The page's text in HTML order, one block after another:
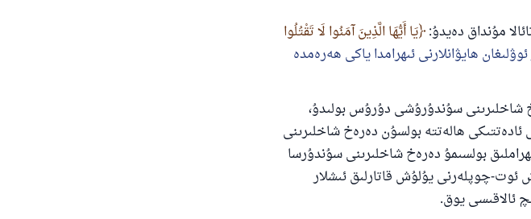
يَا أَيُّهَا الَّذِينَ آمَنُوا لَا تَقْتُلُوا
ھايۋانلارنى ئىھرامدا ياكى ھەرەمدە
شاخلىرىنى سۇندۇرۇشى دۇرۇس بولىدۇ،
ئادەتتىكى ھالەتتە بولسۇن دەرەخ شاخلىرىنى
بولسىمۇ دەرەخ شاخلىرىنى سۇندۇرسا
چوپلەرنى يۇلۇش قاتارلىق ئىشلار
ئالاقىسى يوق.